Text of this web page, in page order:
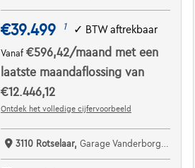
€39.499 1 ✓ BTW aftrekbaar
Vanaf€596,42/maand met een
laatste maandaflossing van
€12.446,12
Ontdek het volledige cijfervoorbeeld
3110 Rotselaar,Garage Vanderborght Rotselaar